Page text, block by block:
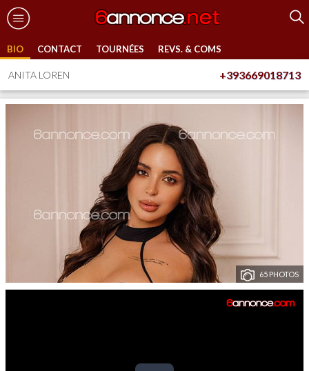
BIO CONTACT TOURNÉES REVS. & COMS
ANITA LOREN +393669018713
65 PHOTOS